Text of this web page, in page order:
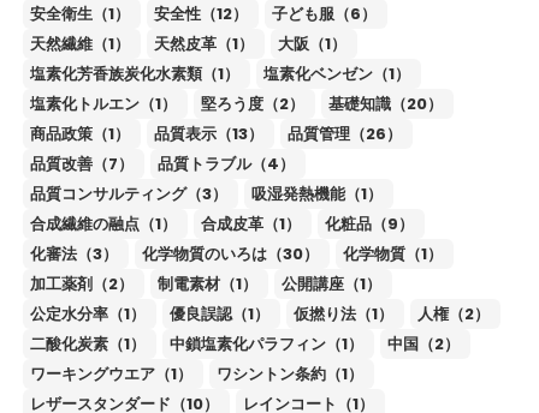
安全衛生（1）
安全性（12）
子ども服（6）
天然繊維（1）
天然皮革（1）
大阪（1）
塩素化芳香族炭化水素類（1）
塩素化ベンゼン（1）
塩素化トルエン（1）
堅ろう度（2）
基礎知識（20）
商品政策（1）
品質表示（13）
品質管理（26）
品質改善（7）
品質トラブル（4）
品質コンサルティング（3）
吸湿発熱機能（1）
合成繊維の融点（1）
合成皮革（1）
化粧品（9）
化審法（3）
化学物質のいろは（30）
化学物質（1）
加工薬剤（2）
制電素材（1）
公開講座（1）
公定水分率（1）
優良誤認（1） 仮撚り法（1）
人権（2）
二酸化炭素（1）
中鎖塩素化パラフィン（1）
中国（2）
ワーキングウエア（1）
ワシントン条約（1）
レザースタンダード（10）
レインコート（1）